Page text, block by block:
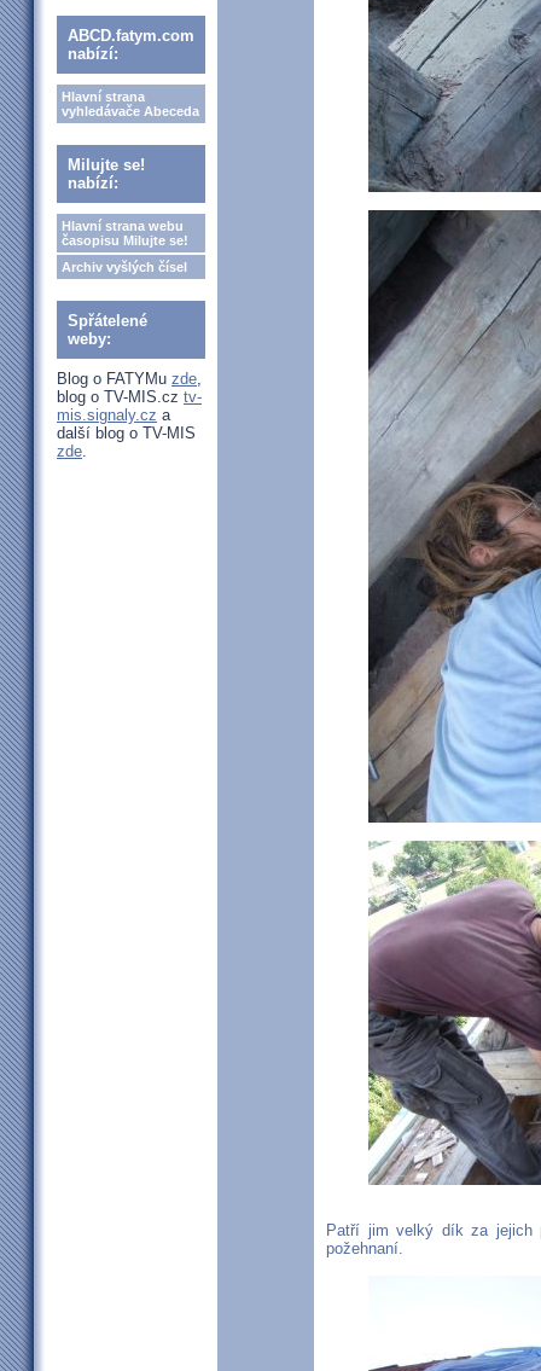
ABCD.fatym.com
nabízí:
Hlavní strana
vyhledávače Abeceda
Milujte se!
nabízí:
Hlavní strana webu
časopisu Milujte se!
Archiv vyšlých čísel
Spřátelené
weby:
Blog o FATYMu zde,
blog o TV-MIS.cz tv-
mis.signaly.cz a
další blog o TV-MIS
zde.
Patří jim velký dík za jejich
požehnaní.